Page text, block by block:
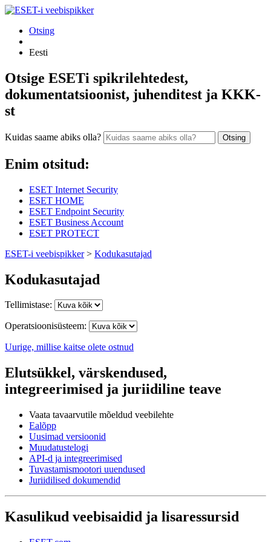
Otsing
Eesti
Otsige ESETi spikrilehtedest,
dokumentatsioonist, juhenditest ja KKK-
st
Kuidas saame abiks olla? Otsing
Enim otsitud:
ESET Internet Security
ESET HOME
ESET Endpoint Security
ESET Business Account
ESET PROTECT
ESET-i veebispikker> Kodukasutajad
Kodukasutajad
Tellimistase:
Operatsioonisüsteem:
Uurige, millise kaitse olete ostnud
Elutsükkel, värskendused,
integreerimised ja juriidiline teave
Vaata tavaarvutile mõeldud veebilehte
Ealõpp
Uusimad versioonid
Muudatustelogi
API-d ja integreerimised
Tuvastamismootori uuendused
Juriidilised dokumendid
Kasulikud veebisaidid ja lisaressursid